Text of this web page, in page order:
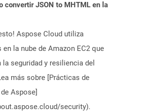
convertir JSON to MHTML en la
Aspose Cloud utiliza
en la nube de Amazon EC2 que
la seguridad y resiliencia del
más sobre [Prácticas de
Aspose]
security).